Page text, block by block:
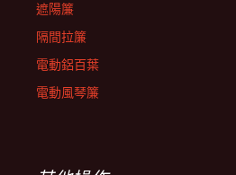
遮陽簾
隔間拉簾
電動鋁百葉
電動風琴簾